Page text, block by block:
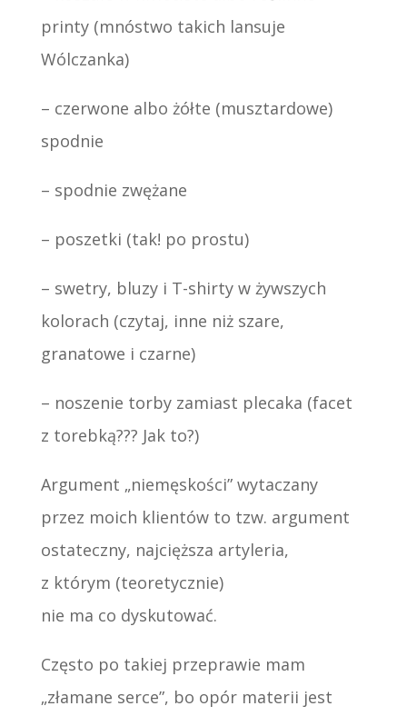
printy (mnóstwo takich lansuje
Wólczanka)
– czerwone albo żółte (musztardowe)
spodnie
– spodnie zwężane
– poszetki (tak! po prostu)
– swetry, bluzy i T-shirty w żywszych
kolorach (czytaj, inne niż szare,
granatowe i czarne)
– noszenie torby zamiast plecaka (facet
z torebką??? Jak to?)
Argument „niemęskości” wytaczany
przez moich klientów to tzw. argument
ostateczny, najcięższa artyleria,
z którym (teoretycznie)
nie ma co dyskutować.
Często po takiej przeprawie mam
„złamane serce”, bo opór materii jest